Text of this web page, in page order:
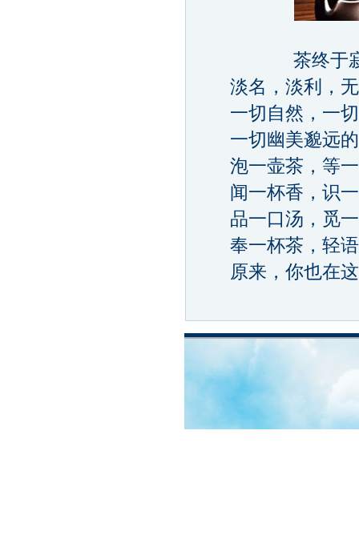
茶终于寂
淡名，淡利，无
一切自然，一切
一切幽美邈远的
泡一壶茶，等一
闻一杯香，识一
品一口汤，觅一
奉一杯茶，轻语
原来，你也在这